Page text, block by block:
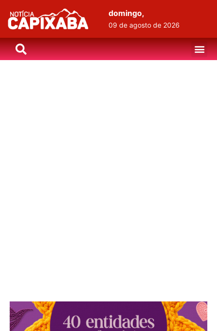
domingo,
09 de agosto de 2026